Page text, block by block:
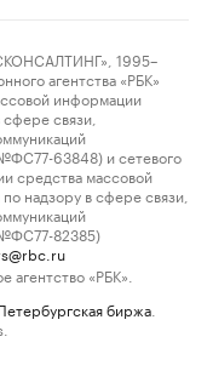
1995–
агентства «РБК»
информации
связи,
63848) и сетевого
средства массовой
надзору в сфере связи,
82385)
агентство «РБК».
биржа